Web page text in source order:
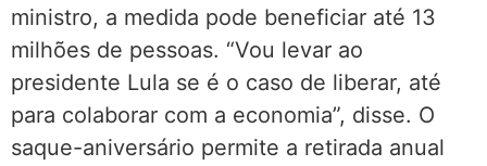
ministro, a medida pode beneficiar até 13
milhões de pessoas. “Vou levar ao
presidente Lula se é o caso de liberar, até
para colaborar com a economia”, disse. O
saque-aniversário permite a retirada anual